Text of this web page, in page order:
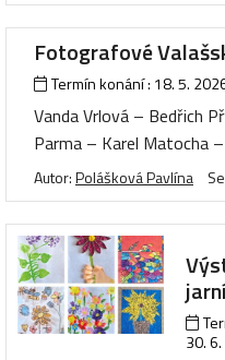
Fotografové
Termín konání : 18. 5.
Vanda Vrlová – Bedřich
Parma – Karel Matocha
Autor:Polášková Pavlína
30.